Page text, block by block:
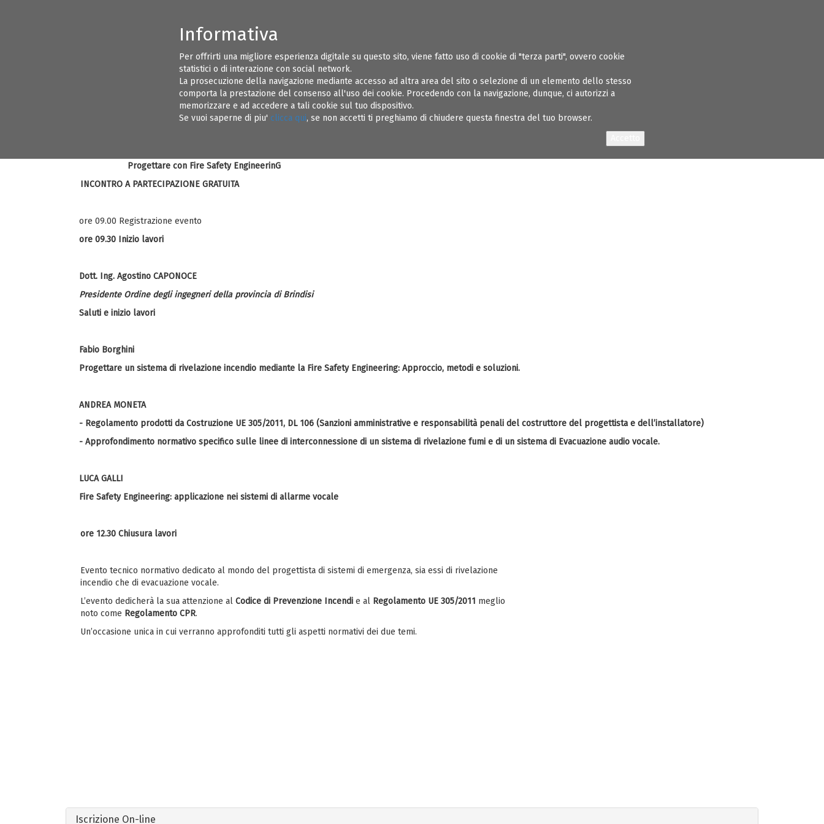
Informativa
Per offrirti una migliore esperienza digitale su questo sito, viene fatto uso di cookie di "terza parti", ovvero cookie
statistici o di interazione con social network.
La prosecuzione della navigazione mediante accesso ad altra area del sito o selezione di un elemento dello stesso
comporta la prestazione del consenso all'uso dei cookie. Procedendo con la navigazione, dunque, ci autorizzi a
memorizzare e ad accedere a tali cookie sul tuo dispositivo.
Se vuoi saperne di piu' clicca qui, se non accetti ti preghiamo di chiudere questa finestra del tuo browser.
CONSIGLIO DIRETTIVO ORDINE INGEGNERI BRINDISI INFORMAZIONI UTILI SOSPENSIONI REGOLAMENTI AMMINISTRAZIONE TRASPARENTE ALBO INGEGNERI
Progettare con Fire Safety Engineering
Progettare con Fire Safety EngineerinG
INCONTRO A PARTECIPAZIONE GRATUITA
ore 09.00 Registrazione evento
ore 09.30 Inizio lavori
Dott. Ing. Agostino CAPONOCE
Presidente Ordine degli ingegneri della provincia di Brindisi
Saluti e inizio lavori
Fabio Borghini
Progettare un sistema di rivelazione incendio mediante la Fire Safety Engineering: Approccio, metodi e soluzioni.
ANDREA MONETA
- Regolamento prodotti da Costruzione UE 305/2011, DL 106 (Sanzioni amministrative e responsabilità penali del costruttore del progettista e dell’installatore)
- Approfondimento normativo specifico sulle linee di interconnessione di un sistema di rivelazione fumi e di un sistema di Evacuazione audio vocale.
LUCA GALLI
Fire Safety Engineering: applicazione nei sistemi di allarme vocale
ore 12.30 Chiusura lavori
Evento tecnico normativo dedicato al mondo del progettista di sistemi di emergenza, sia essi di rivelazione
incendio che di evacuazione vocale.
L’evento dedicherà la sua attenzione al Codice di Prevenzione Incendi e al Regolamento UE 305/2011 meglio
noto come Regolamento CPR.
Un’occasione unica in cui verranno approfonditi tutti gli aspetti normativi dei due temi.
Iscrizione On-line